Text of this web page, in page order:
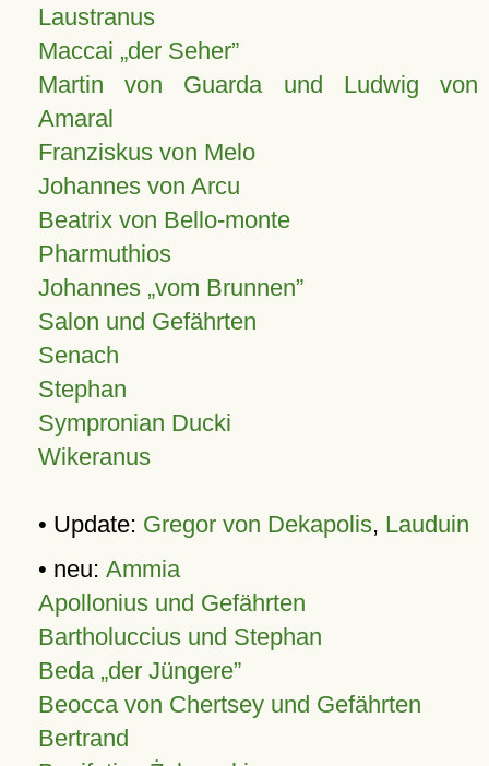
Laustranus
Maccai „der Seher”
Martin von Guarda und Ludwig von
Amaral
Franziskus von Melo
Johannes von Arcu
Beatrix von Bello-monte
Pharmuthios
Johannes vom Brunnen
Salon und Gefährten
Senach
Stephan
Sympronian Ducki
Wikeranus
• Update: Gregor von Dekapolis, Lauduin
• neu: Ammia
Apollonius und Gefährten
Bartholuccius und Stephan
Beda „der Jüngere”
Beocca von Chertsey und Gefährten
Bertrand